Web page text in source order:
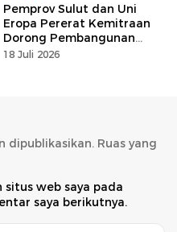
Pemprov Sulut dan Uni
Eropa Pererat Kemitraan
Dorong Pembangunan
Berkelanjutan
18 Juli 2026
dipublikasikan. Ruas yang
situs web saya pada
saya berikutnya.